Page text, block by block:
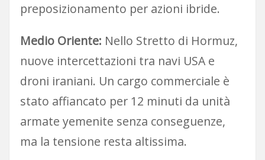
preposizionamento per azioni ibride.
Medio Oriente: Nello Stretto di Hormuz,
nuove intercettazioni tra navi USA e
droni iraniani. Un cargo commerciale è
stato affiancato per 12 minuti da unità
armate yemenite senza conseguenze,
ma la tensione resta altissima.